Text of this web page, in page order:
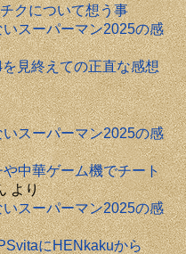
クについて想う事
スーパーマン2025の感
見終えての正直な感想
スーパーマン2025の感
中華ゲーム機でチート
より
スーパーマン2025の感
にHENkakuから